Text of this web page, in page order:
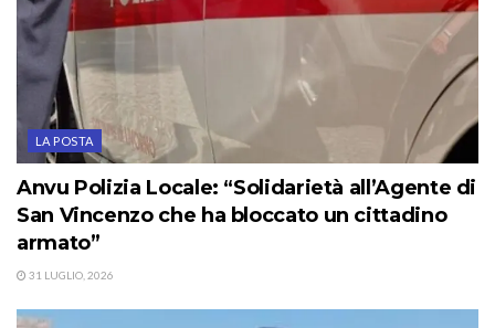
LA POSTA
Anvu Polizia Locale: “Solidarietà all’Agente di
San Vincenzo che ha bloccato un cittadino
armato”
31 LUGLIO, 2026